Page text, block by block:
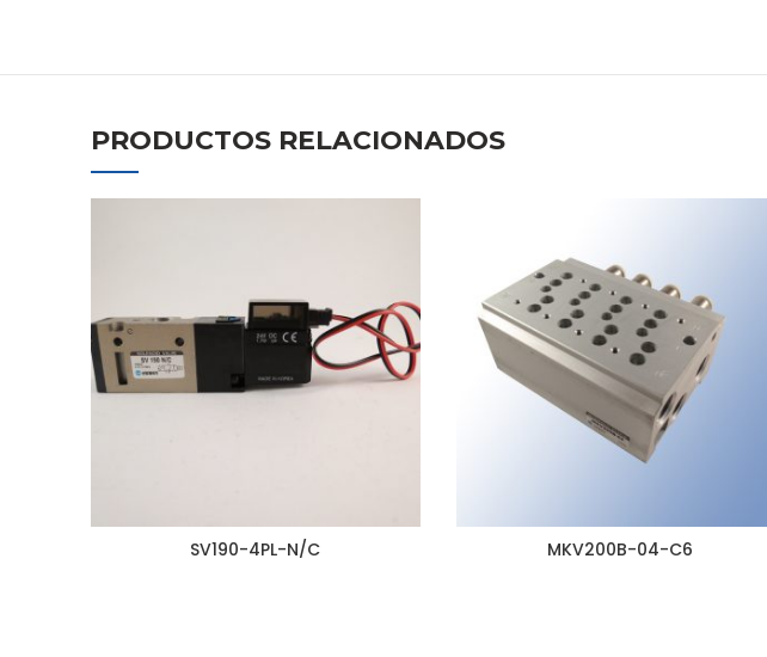
PRODUCTOS RELACIONADOS
SV190-4PL-N/C MKV200B-04-C6